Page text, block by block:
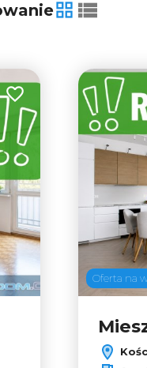
47
tabela
lista
Dodaj do ulubionych
Oferta na